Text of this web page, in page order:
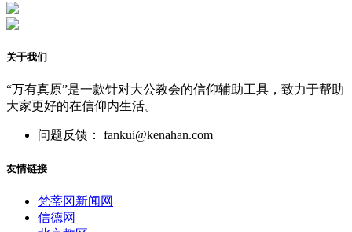
关于我们
“万有真原”是一款针对大公教会的信仰辅助工具，致力于帮助
大家更好的在信仰内生活。
问题反馈： fankui@kenahan.com
友情链接
梵蒂冈新闻网
信德网